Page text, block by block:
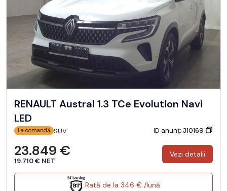
RENAULT Austral 1.3 TCe Evolution Navi
LED
La comandă SUV ID anunț: 310169
23.849 €
19.710 € NET
Vezi detalii
Rată de la 346 € /lună